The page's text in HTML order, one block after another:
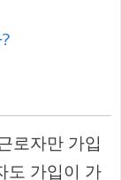
로자만 가입
도 가입이 가